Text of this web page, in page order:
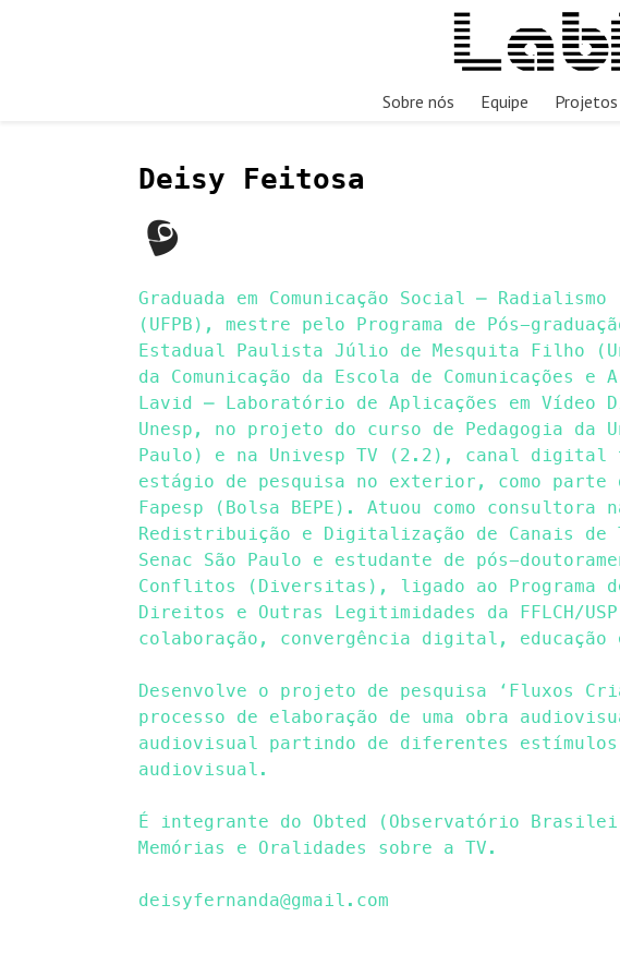
Sobre nós Equipe Projetos
Deisy Feitosa
Graduada em Comunicação Social –
(UFPB), mestre pelo Programa de Pós-
Estadual Paulista Júlio de Mesquita Filho
da Comunicação da Escola de Comunicações
Lavid – Laboratório de Aplicações em Vídeo
Unesp, no projeto do curso de Pedagogia da
Paulo) e na Univesp TV (2.2), canal digital
estágio de pesquisa no exterior, como
Fapesp (Bolsa BEPE). Atuou como
Redistribuição e Digitalização de Canais de
Senac São Paulo e estudante de pós-
Conflitos (Diversitas), ligado ao Programa
Direitos e Outras Legitimidades da FFLCH/
colaboração, convergência digital,
Desenvolve o projeto de pesquisa ‘Fluxos
processo de elaboração de uma obra
audiovisual partindo de diferentes
audiovisual.
É integrante do Obted (Observatório
Memórias e Oralidades sobre a TV.
deisyfernanda@gmail.com